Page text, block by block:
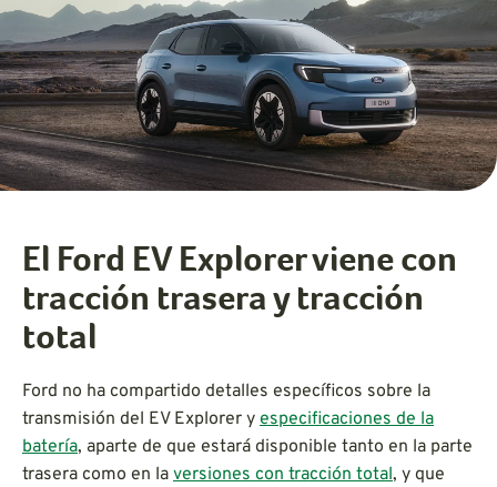
El Ford EV Explorer viene con
tracción trasera y tracción
total
Ford no ha compartido detalles específicos sobre la
transmisión del EV Explorer y especificaciones de la
batería, aparte de que estará disponible tanto en la parte
trasera como en la versiones con tracción total, y que